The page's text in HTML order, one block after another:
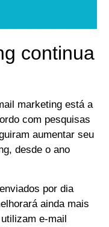
continua
marketing está a
com pesquisas
aumentar seu
desde o ano
por dia
ainda mais
e-mail